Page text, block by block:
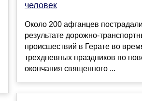
человек
Около 200 афганцев
результате дорожно-
происшествий в Герате во
трехдневных праздников по
окончания священного ...